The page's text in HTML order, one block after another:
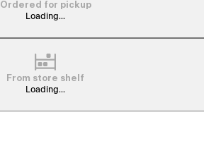
Ordered for pickup
Loading...
From store shelf
Loading...